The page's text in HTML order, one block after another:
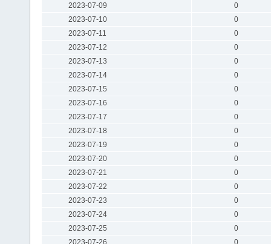
2023-07-09
0
2023-07-10
0
2023-07-11
0
2023-07-12
0
2023-07-13
0
2023-07-14
0
2023-07-15
0
2023-07-16
0
2023-07-17
0
2023-07-18
0
2023-07-19
0
2023-07-20
0
2023-07-21
0
2023-07-22
0
2023-07-23
0
2023-07-24
0
2023-07-25
0
2023-07-26
0